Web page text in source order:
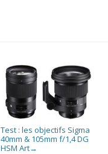
Test : les objectifs Sigma
40mm & 105mm f/1,4 DG
HSM Art→